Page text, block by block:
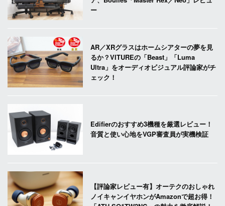
ー
AR／XRグラスはホームシアターの夢を見
るか？VITUREの「Beast」「Luma
Ultra」をオーディオビジュアル評論家がチ
ェック！
Edifierのおすすめ3機種を厳選レビュー！
音質と使い心地をVGP審査員が実機検証
【評論家レビュー有】オーテクのおしゃれ
ノイキャンイヤホンがAmazonで超お得！